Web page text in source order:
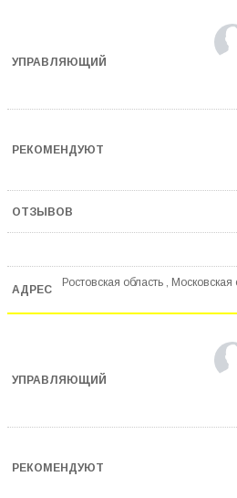
Ростовская область ,